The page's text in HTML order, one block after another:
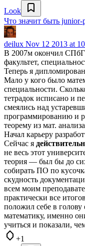
Look
Что значит быть junior-
deilux Nov 12 2013 at
В 2007м окончил
факультет,
Теперь я
Мало у кого было
специальности.
тетрадок исписано и
смеялись над
программированию и
теорему из мат.
Начал карьеру
Сейчас я
не весь этот
теория — был бы до
собирать ПО по
скудность
всем моим
практически все
положил себе в
математику, именно
учиться и показали,
+1